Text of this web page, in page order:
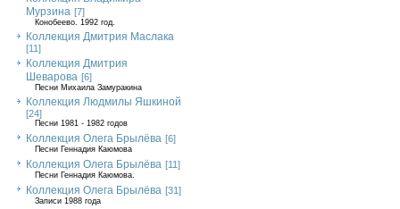
Мурзина [7]
Конобеево. 1992 год.
Коллекция Дмитрия Маслака
[11]
Коллекция Дмитрия
Шеварова [6]
Песни Михаила Замуракина
Коллекция Людмилы Яшкиной
[24]
Песни 1981 - 1982 годов
Коллекция Олега Брылёва [6]
Песни Геннадия Каюмова
Коллекция Олега Брылёва [11]
Песни Геннадия Каюмова.
Коллекция Олега Брылёва [31]
Записи 1988 года